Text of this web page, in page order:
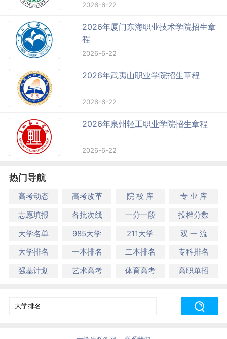
2026-6-22
2026年厦门东海职业技术学院招生章
程
2026-6-22
2026年武夷山职业学院招生章程
2026-6-22
2026年泉州轻工职业学院招生章程
2026-6-22
热门导航
高考动态 高考改革 院 校 库
专 业 库
志愿填报
各批次线 一分一段
投档分数
大学名单
985大学 211大学
双 一 流
大学排名
一本排名 二本排名
专科排名
强基计划
艺术高考 体育高考 高职单招